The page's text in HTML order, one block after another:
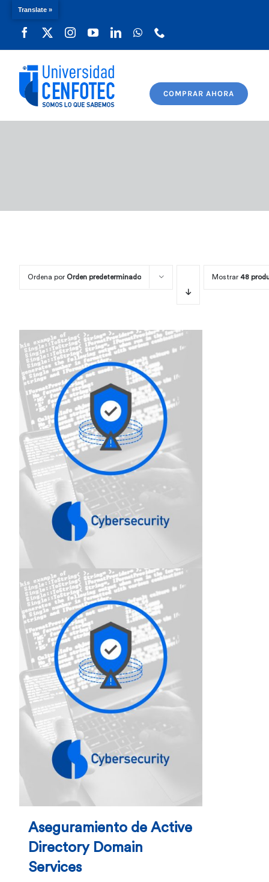
COMPRAR AHORA
Ordena por Orden predeterminado Mostrar 48
Aseguramiento de Active
Directory Domain
Services
Translate »